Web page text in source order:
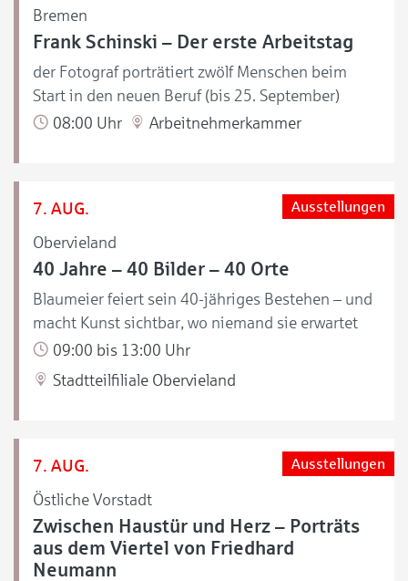
Bremen
Frank Schinski – Der erste Arbeitstag
der Fotograf porträtiert zwölf Menschen beim
Start in den neuen Beruf (bis 25. September)
08:00 Uhr
Arbeitnehmerkammer
7. AUG.
Obervieland
Ausstellungen
40 Jahre – 40 Bilder – 40 Orte
Blaumeier feiert sein 40-jähriges Bestehen – und
macht Kunst sichtbar, wo niemand sie erwartet
09:00 bis 13:00 Uhr
Stadtteilfiliale Obervieland
7. AUG.
Östliche Vorstadt
Ausstellungen
Zwischen Haustür und Herz – Porträts
aus dem Viertel von Friedhard
Neumann